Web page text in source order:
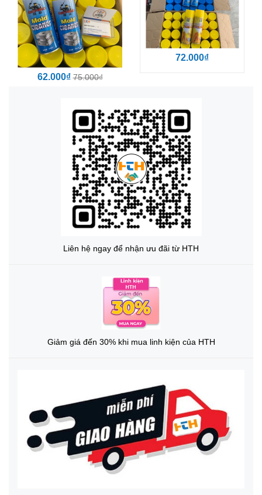
62.000₫75.000₫
72.000₫
Liên hệ ngay để nhận ưu đãi từ HTH
Giảm giá đến 30% khi mua linh kiện của HTH